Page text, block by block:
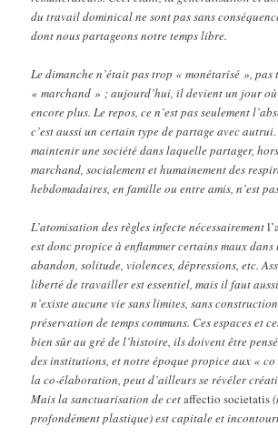
du travail dominical ne sont pas sans
dont nous partageons notre temps libre.
Le dimanche n’était pas trop « monétarisé », pas
« marchand » ; aujourd’hui, il devient un jour où
encore plus. Le repos, ce n’est pas seulement
c’est aussi un certain type de partage avec
maintenir une société dans laquelle partager, hors
marchand, socialement et humainement des
hebdomadaires, en famille ou entre amis, n’est
L’atomisation des règles infecte nécessairement
est donc propice à enflammer certains maux
abandon, solitude, violences, dépressions, etc.
liberté de travailler est essentiel, mais il faut
n’existe aucune vie sans limites, sans construction
préservation de temps communs. Ces espaces et
bien sûr au gré de l’histoire, ils doivent être
des institutions, et notre époque propice aux « co
la co-élaboration, peut d’ailleurs se révéler
Mais la sanctuarisation de cetaffectio societatis
profondément plastique) est capitale et